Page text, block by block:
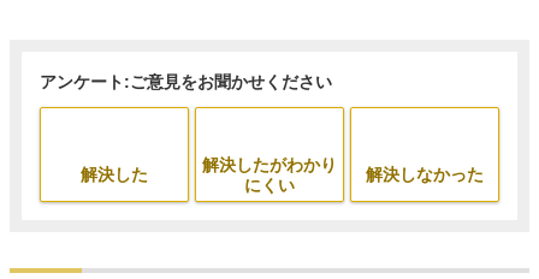
アンケート:ご意見をお聞かせください
解決した
解決したがわかり
にくい
解決しなかった